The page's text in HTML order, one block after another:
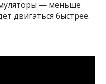
— меньше
двигаться быстрее.